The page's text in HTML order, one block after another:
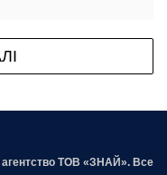
ТОВ «ЗНАЙ». Все